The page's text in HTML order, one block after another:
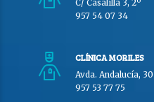
C/ Casalilla 3, 2º
957 54 07 34
CLÍNICA MORILES
Avda. Andalucía, 30
957 53 77 75